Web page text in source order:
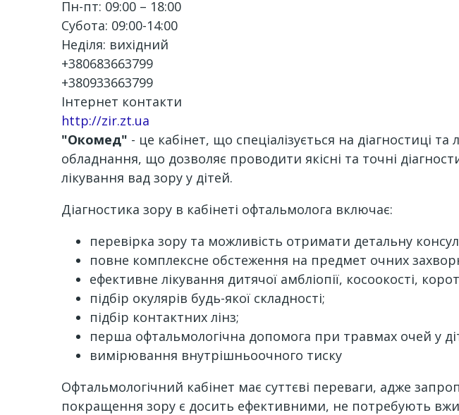
Пн-пт: 09:00 – 18:00
Субота: 09:00-14:00
Неділя: вихідний
+380683663799
+380933663799
Інтернет контакти
http://zir.zt.ua
"Окомед" - це кабінет, що спеціалізується на діагностиці
обладнання, що дозволяє проводити якісні та точні
лікування вад зору у дітей.
Діагностика зору в кабінеті офтальмолога включає:
перевірка зору та можливість отримати детальну
повне комплексне обстеження на предмет очних
ефективне лікування дитячої амбліопії, косоокості,
підбір окулярів будь-якої складності;
підбір контактних лінз;
перша офтальмологічна допомога при травмах очей у
вимірювання внутрішньоочного тиску
Офтальмологічний кабінет має суттєві переваги, адже
покращення зору є досить ефективними, не потребують